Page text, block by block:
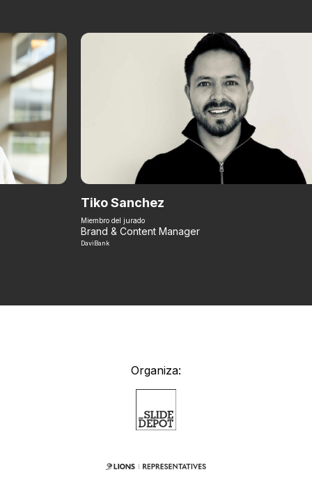
Tiko Sanchez
Miembro del jurado
Brand & Content Manager
DaviBank
Organiza: